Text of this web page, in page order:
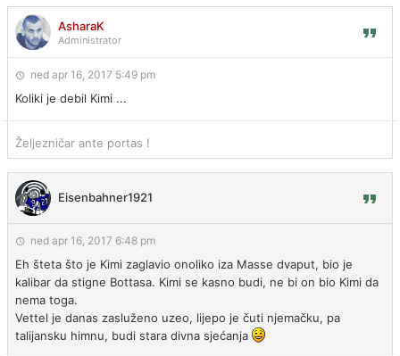
AsharaK
Administrator
ned apr 16, 2017 5:49 pm
Koliki je debil Kimi ...
Željezničar ante portas !
Eisenbahner1921
ned apr 16, 2017 6:48 pm
Eh šteta što je Kimi zaglavio onoliko iza Masse dvaput, bio je
kalibar da stigne Bottasa. Kimi se kasno budi, ne bi on bio Kimi da
nema toga.
Vettel je danas zasluženo uzeo, lijepo je čuti njemačku, pa
talijansku himnu, budi stara divna sjećanja